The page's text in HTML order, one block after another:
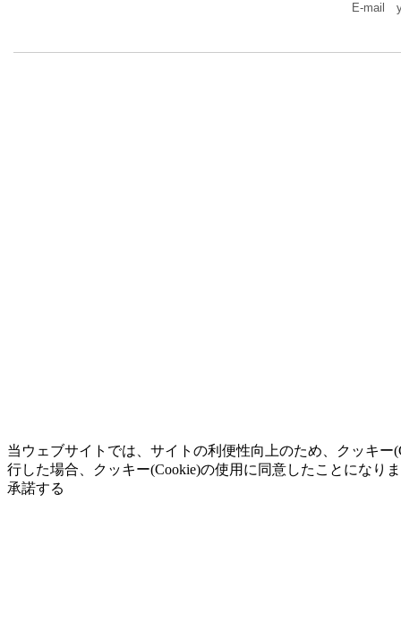
当ウェブサイトでは、サイトの利便性向上のため、クッキ
行した場合、クッキー(Cookie)の使用に同意したことになり
承諾する